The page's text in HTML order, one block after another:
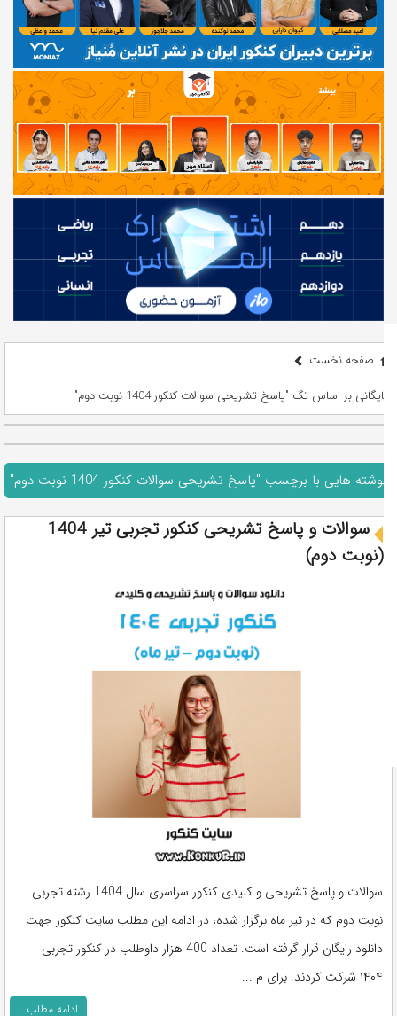
صفحه نخست
بایگانی بر اساس تگ "پاسخ تشریحی سوالات کنکور 1404 نوبت دوم"
نوشته هایی با برچسب "پاسخ تشریحی سوالات کنکور 1404 نوبت دوم"
سوالات و پاسخ تشریحی کنکور تجربی تیر 1404
(نوبت دوم)
سوالات و پاسخ تشریحی و کلیدی کنکور سراسری سال 1404 رشته تجربی
نوبت دوم که در تیر ماه برگزار شده، در ادامه این مطلب سایت کنکور جهت
دانلود رایگان قرار گرفته است. تعداد 400 هزار داوطلب در کنکور تجربی
۱۴۰۴ شرکت کردند. برای م ...
ادامه مطلب...